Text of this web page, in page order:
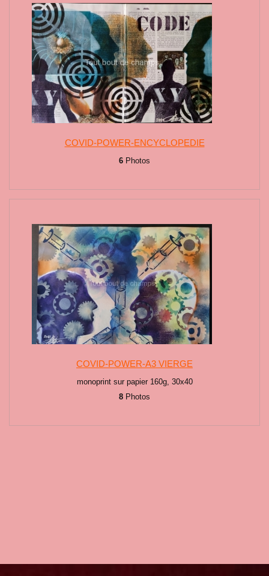
COVID-POWER-ENCYCLOPEDIE
6 Photos
COVID-POWER-A3 VIERGE
monoprint sur papier 160g, 30x40
8 Photos